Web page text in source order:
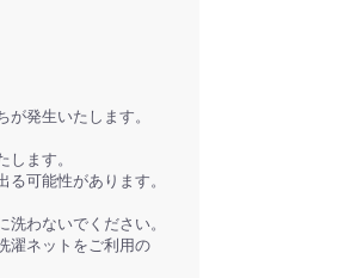
発生いたします。
ます。
可能性があります。
わないでください。
濯ネットをご利用の